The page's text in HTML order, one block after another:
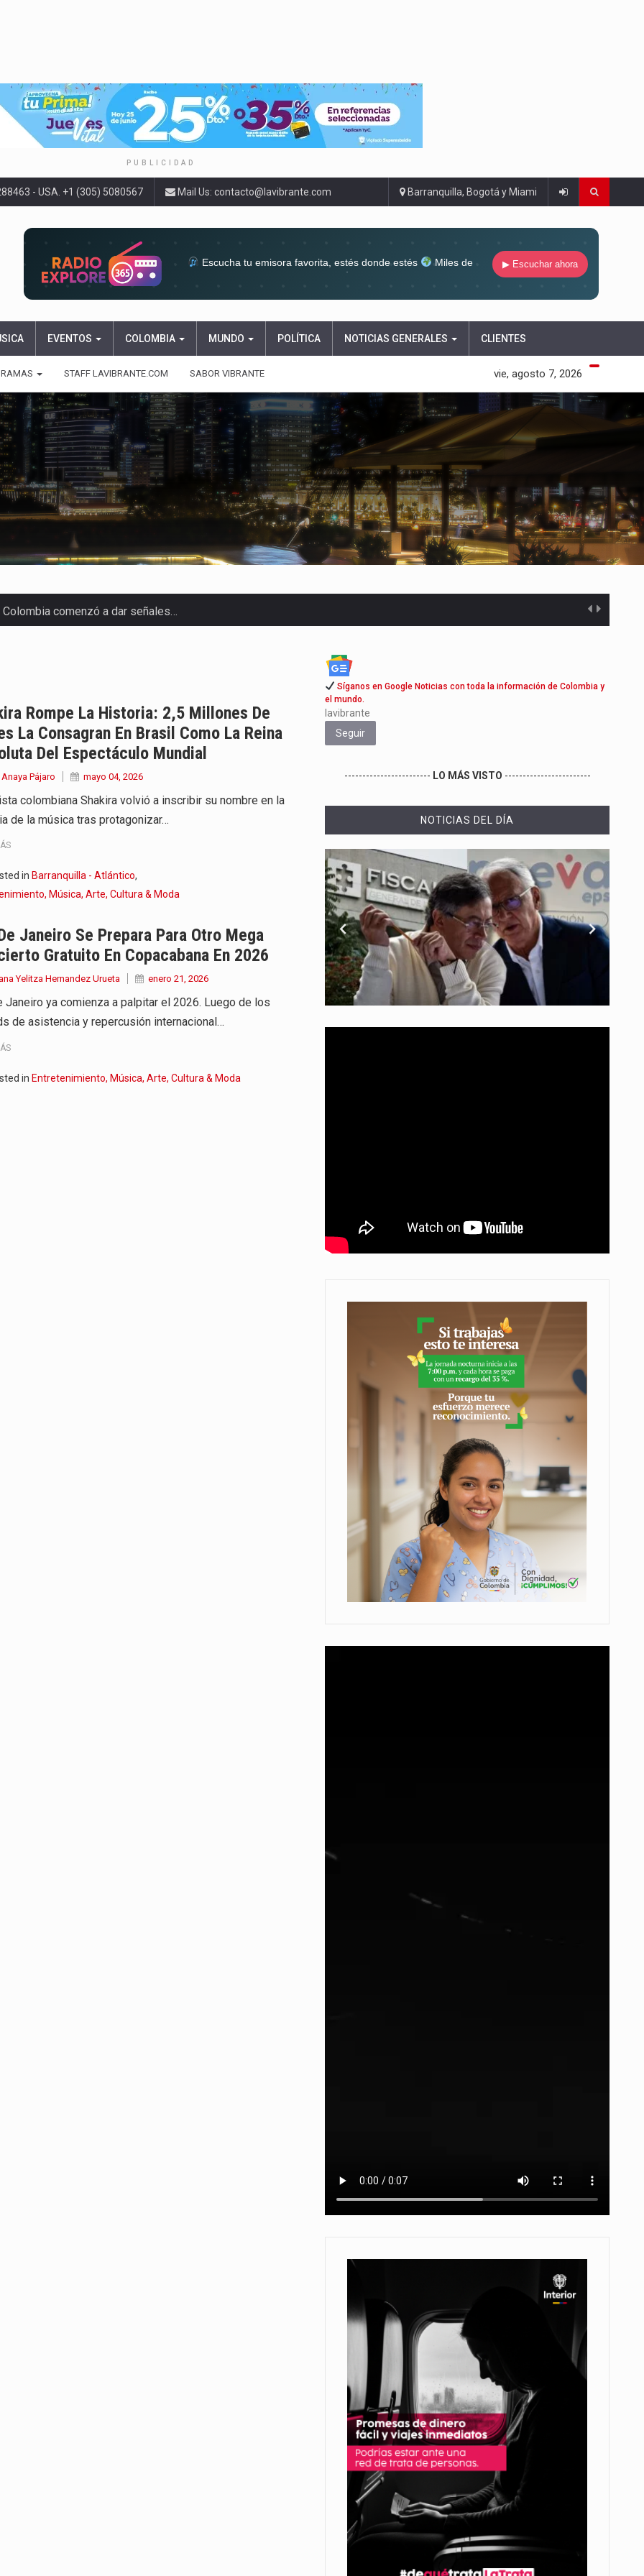
PUBLICIDAD
- USA. +1 (305) 5080567 Mail Us: contacto@lavibrante.com Barranquilla, Bogotá y Miami
Escucha tu emisora favorita, estés donde estés
Miles de
▶ Escuchar ahora
EVENTOS COLOMBIA MUNDO POLÍTICA NOTICIAS GENERALES CLIENTES
STAFF LAVIBRANTE.COM SABOR VIBRANTE vie, agosto 7, 2026
comenzó a dar señales…
el próximo 16 de…
el equipo de…
marcha un amplio plan…
con condiciones de…
en MT4 es…
como una de las grandes figuras…
vuelve a sorprender a sus seguidores…
Arley Acosta Pico,…
Rompe La Historia: 2,5 Millones De
La Consagran En Brasil Como La Reina
Del Espectáculo Mundial
Pájaro mayo 04, 2026
colombiana Shakira volvió a inscribir su nombre en la
de la música tras protagonizar…
in Barranquilla - Atlántico,
Música, Arte, Cultura & Moda
Janeiro Se Prepara Para Otro Mega
Gratuito En Copacabana En 2026
Yelitza Hernandez Urueta enero 21, 2026
Janeiro ya comienza a palpitar el 2026. Luego de los
de asistencia y repercusión internacional…
in Entretenimiento, Música, Arte, Cultura & Moda
Síganos en Google Noticias con toda la información de Colombia y
el mundo.
lavibrante
Seguir
------------------------ LO MÁS VISTO ------------------------
NOTICIAS DEL DÍA